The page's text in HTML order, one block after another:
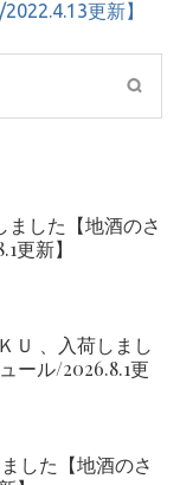
更新】
ました【地酒のさ
更新】
Ｕ 、入荷しまし
ール/2026.8.1更
した【地酒のさ